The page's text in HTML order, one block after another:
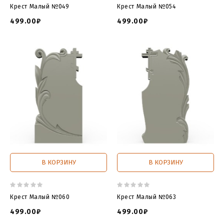
всегда можете зайти на сайт и скачатьсвою
Сайт 3Dmemorial.ru предлагает вам крупнейший
пополняемый
каталог 3д моделей памятников для
ЧПУ в формате
>>Заказать другую компоновку данной 3D
модели<<
Модели памятников для чпу
модель памятник скачать
model monument cnc
3d file tombstone
download file tombstone
3d file gravestone
gcode
cnc code g-code
cura
cura gcode g コード gcode to stl
g43 cnc code m05 cnc code
ム g コード
g97 cnc code
Крест Малый №049
499.00₽
Крест Малый №054
499.00₽
В КОРЗИНУ
Крест Малый №060
499.00₽
В КОРЗИНУ
Крест Малый №063
499.00₽